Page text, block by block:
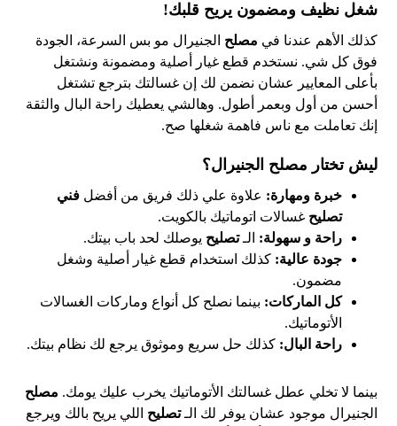
شغل نظيف ومضمون يريح قلبك!
كذلك الأهم عندنا في مصلح الجنيرال مو بس السرعة، الجودة
فوق كل شي. نستخدم قطع غيار أصلية ومضمونة ونشتغل
بأعلى المعايير عشان نضمن لك إن غسالتك بترجع تشتغل
أحسن من أول وبعمر أطول. وهالشي يعطيك راحة البال والثقة
إنك تعاملت مع ناس فاهمة شغلها صح.
ليش تختار مصلح الجنيرال؟
خبرة ومهارة: علاوة علي ذلك فريق من أفضلفني
تصليح غسالات اتوماتيك بالكويت.
راحة و سهولة: الـتصليح يوصلك لحد باب بيتك.
جودة عالية: كذلك استخدام قطع غيار أصلية وشغل
مضمون.
كل الماركات: بينما نصلح كل أنواع وماركات الغسالات
الأتوماتيك.
راحة البال: كذلك حل سريع وموثوق يرجع لك نظام بيتك.
بينما لا تخلي عطل غسالتك الأتوماتيك يخرب عليك يومك. مصلح
الجنيرال موجود عشان يوفر لك الـتصليح اللي يريح بالك ويرجع